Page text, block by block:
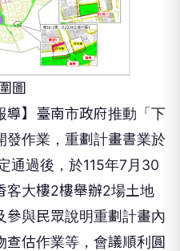
圖
導】臺南市政府推動「下
發作業，重劃計畫書業於
通過後，於115年7月30
客大樓2樓舉辦2場土地
參與民眾說明重劃計畫內
估作業等，會議順利圓